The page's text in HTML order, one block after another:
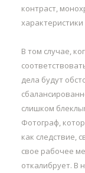
контраст,
В том случае,
дела будут
слишком
Фотограф,
как следствие,
свое рабочее
откалибрует. В